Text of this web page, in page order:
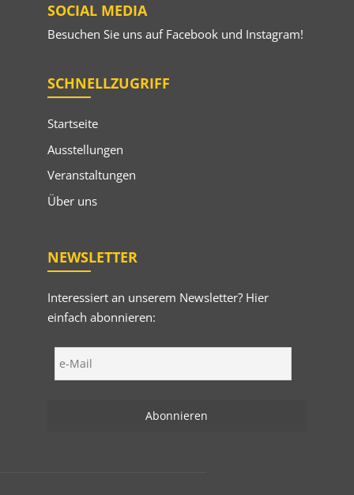
SOCIAL MEDIA
Besuchen Sie uns auf Facebookund Instagram!
SCHNELLZUGRIFF
Startseite
Ausstellungen
Veranstaltungen
Über uns
NEWSLETTER
Interessiert an unserem Newsletter? Hier
einfach abonnieren: